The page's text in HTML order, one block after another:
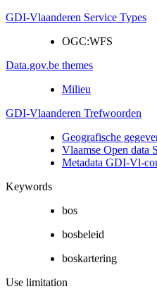
GDI-Vlaanderen Service Types
OGC:WFS
Data.gov.be themes
Milieu
GDI-Vlaanderen Trefwoorden
Geografische
Vlaamse Open data
Metadata GDI-Vl-
Keywords
bos
bosbeleid
boskartering
Use limitation